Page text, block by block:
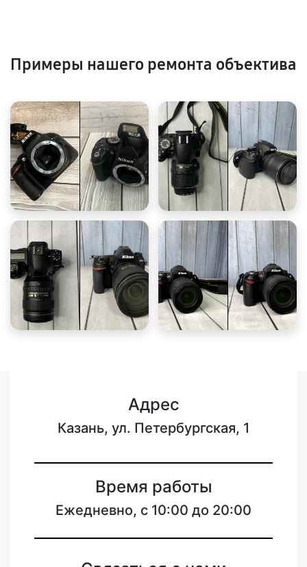
Примеры нашего ремонта объектива
Адрес
Казань, ул. Петербургская, 1
Время работы
Ежедневно, с 10:00 до 20:00